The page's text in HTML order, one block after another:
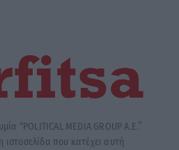
“POLITICAL MEDIA GROUP A.E.”
ιστοσελίδα που κατέχει αυτή